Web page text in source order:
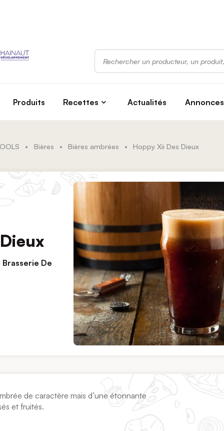
Rechercher
Produits Recettes Actualités Annonces
• Bières • Bières ambrées • Hoppy Xii Des Dieux
De
de caractère mais d’une étonnante
et fruités.